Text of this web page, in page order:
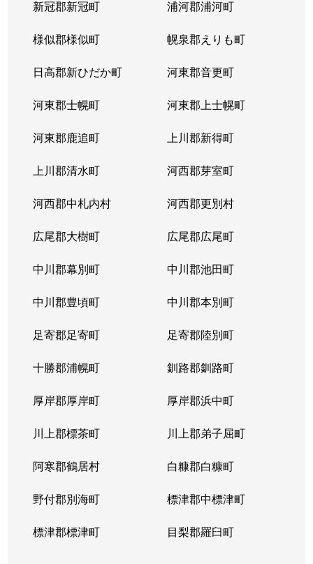
新冠郡新冠町 浦河郡浦河町
様似郡様似町 幌泉郡えりも町
日高郡新ひだか町 河東郡音更町
河東郡士幌町 河東郡上士幌町
河東郡鹿追町 上川郡新得町
上川郡清水町 河西郡芽室町
河西郡中札内村 河西郡更別村
広尾郡大樹町 広尾郡広尾町
中川郡幕別町 中川郡池田町
中川郡豊頃町 中川郡本別町
足寄郡足寄町 足寄郡陸別町
十勝郡浦幌町 釧路郡釧路町
厚岸郡厚岸町 厚岸郡浜中町
川上郡標茶町 川上郡弟子屈町
阿寒郡鶴居村 白糠郡白糠町
野付郡別海町 標津郡中標津町
標津郡標津町 目梨郡羅臼町